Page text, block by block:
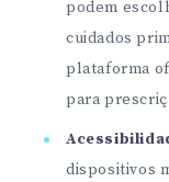
podem
cuidados
plataforma
para
dispositivos